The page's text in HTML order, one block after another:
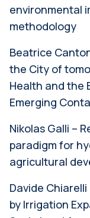
environmental
methodology
Beatrice
the City of
Health and the
Emerging
Nikolas Galli –
paradigm for
agricultural
Davide
by Irrigation